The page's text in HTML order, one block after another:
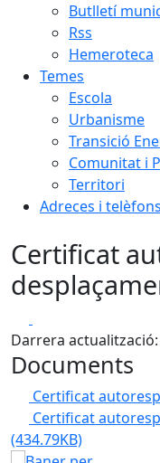
Butlletí
Rss
Hemeroteca
Temes
Escola
Urbanisme
Transició
Comunitat i
Territori
Adreces i telèfons
Certificat
Darrera
Documents
Certificat
Certificat
(434.79KB)